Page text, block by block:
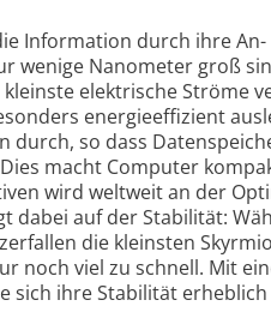
Information durch ihre
wenige Nanometer groß
elektrische Ströme
energieeffizient
durch, so dass
macht Computer
wird weltweit an der
dabei auf der Stabilität:
die kleinsten
noch viel zu schnell. Mit
sich ihre Stabilität